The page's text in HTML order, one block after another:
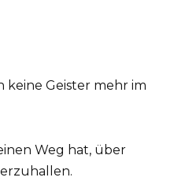
keine Geister mehr im
Weg hat, über